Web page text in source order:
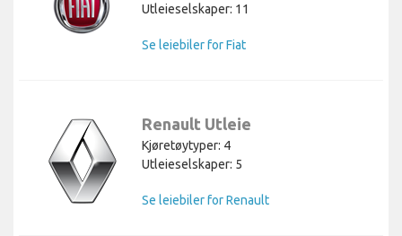
Utleieselskaper: 11
Se leiebiler for Fiat
Renault Utleie
Kjøretøytyper: 4
Utleieselskaper: 5
Se leiebiler for Renault